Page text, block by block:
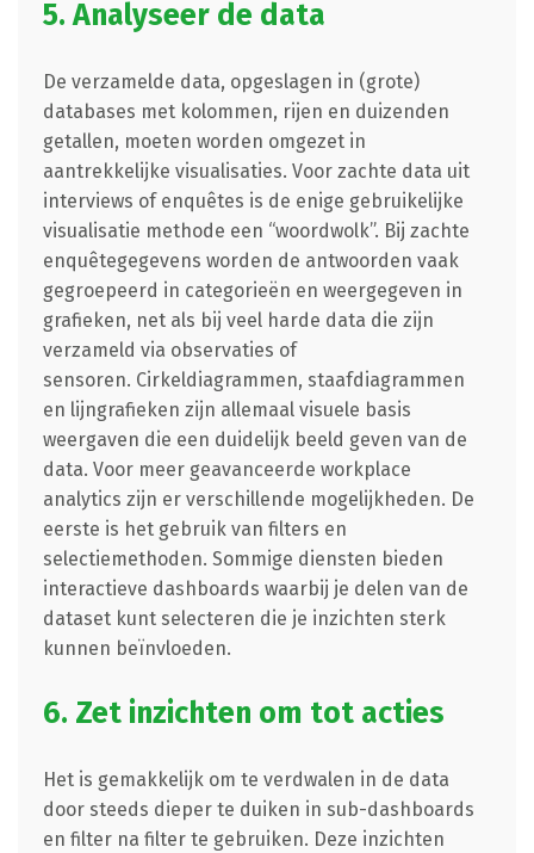
5. Analyseer de data
De verzamelde data, opgeslagen in (grote)
databases met kolommen, rijen en duizenden
getallen, moeten worden omgezet in
aantrekkelijke visualisaties. Voor zachte data uit
interviews of enquêtes is de enige gebruikelijke
visualisatie methode een “woordwolk”. Bij zachte
enquêtegegevens worden de antwoorden vaak
gegroepeerd in categorieën en weergegeven in
grafieken, net als bij veel harde data die zijn
verzameld via observaties of
sensoren. Cirkeldiagrammen, staafdiagrammen
en lijngrafieken zijn allemaal visuele basis
weergaven die een duidelijk beeld geven van de
data. Voor meer geavanceerde workplace
analytics zijn er verschillende mogelijkheden. De
eerste is het gebruik van filters en
selectiemethoden. Sommige diensten bieden
interactieve dashboards waarbij je delen van de
dataset kunt selecteren die je inzichten sterk
kunnen beïnvloeden.
6. Zet inzichten om tot acties
Het is gemakkelijk om te verdwalen in de data
door steeds dieper te duiken in sub-dashboards
en filter na filter te gebruiken. Deze inzichten